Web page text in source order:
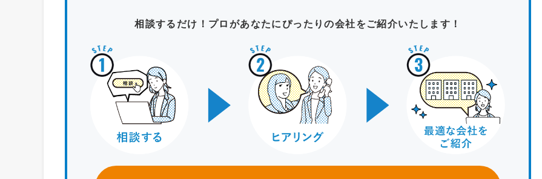
相談するだけ！プロがあなたにぴったりの会社をご紹介いたします！